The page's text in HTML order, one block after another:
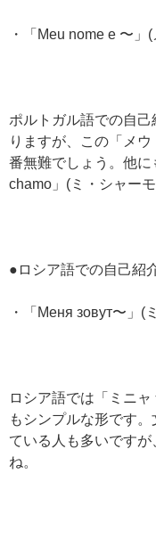
・「Meu nome e 〜」
ポルトガル語での自
りますが、この「メ
番無難でしょう。他
chamo」(ミ・シャー
●ロシア語での自己紹
・「Меня зовут〜」(
ロシア語では「ミニ
もシンプルな形です
ている人も多いです
ね。